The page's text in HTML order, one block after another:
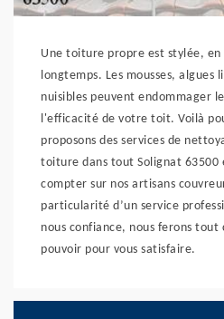
Une toiture propre est stylée, en
longtemps. Les mousses, algues
nuisibles peuvent endommager
l'efficacité de votre toit. Voilà
proposons des services de
toiture dans tout Solignat 63500
compter sur nos artisans
particularité d’un service
nous confiance, nous ferons tout
pouvoir pour vous satisfaire.